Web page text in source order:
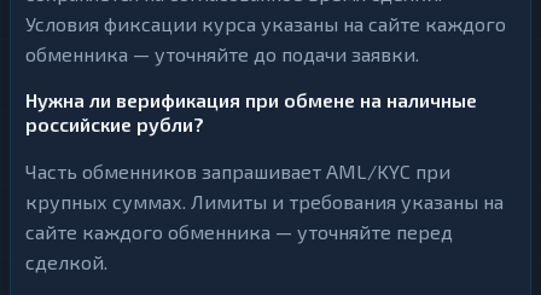
Условия фиксации курса указаны на сайте каждого
обменника — уточняйте до подачи заявки.
Нужна ли верификация при обмене на наличные
российские рубли?
Часть обменников запрашивает AML/KYC при
крупных суммах. Лимиты и требования указаны на
сайте каждого обменника — уточняйте перед
сделкой.